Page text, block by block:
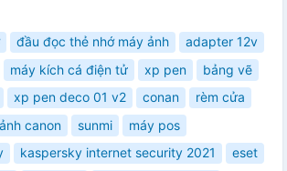
đầu đọc thẻ nhớ máy ảnh
adapter 12v
máy kích cá điện tử xp pen
bảng vẽ
xp pen deco 01 v2 conan
rèm cửa
canon sunmi
máy pos
kaspersky internet security 2021
eset